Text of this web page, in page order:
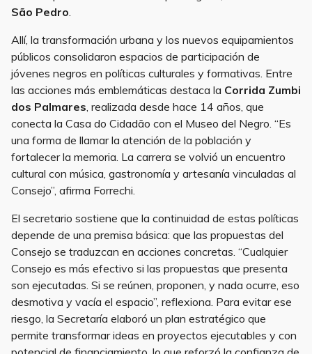
São Pedro.
Allí, la transformación urbana y los nuevos equipamientos
públicos consolidaron espacios de participación de
jóvenes negros en políticas culturales y formativas. Entre
las acciones más emblemáticas destaca la Corrida Zumbi
dos Palmares, realizada desde hace 14 años, que
conecta la Casa do Cidadão con el Museo del Negro. “Es
una forma de llamar la atención de la población y
fortalecer la memoria. La carrera se volvió un encuentro
cultural con música, gastronomía y artesanía vinculadas al
Consejo”, afirma Forrechi.
El secretario sostiene que la continuidad de estas políticas
depende de una premisa básica: que las propuestas del
Consejo se traduzcan en acciones concretas. “Cualquier
Consejo es más efectivo si las propuestas que presenta
son ejecutadas. Si se reúnen, proponen, y nada ocurre, eso
desmotiva y vacía el espacio”, reflexiona. Para evitar ese
riesgo, la Secretaría elaboró un plan estratégico que
permite transformar ideas en proyectos ejecutables y con